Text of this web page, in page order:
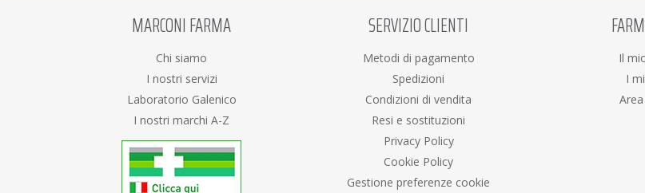
MARCONI FARMA
Chi siamo
I nostri servizi
Laboratorio Galenico
I nostri marchi A-Z
SERVIZIO CLIENTI
Metodi di pagamento
Spedizioni
Condizioni di vendita
Resi e sostituzioni
Privacy Policy
Cookie Policy
Gestione preferenze cookie
Il
I